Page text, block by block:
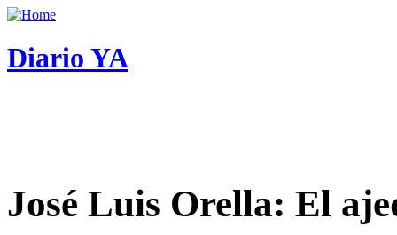
Diario YA
José Luis Orella: El